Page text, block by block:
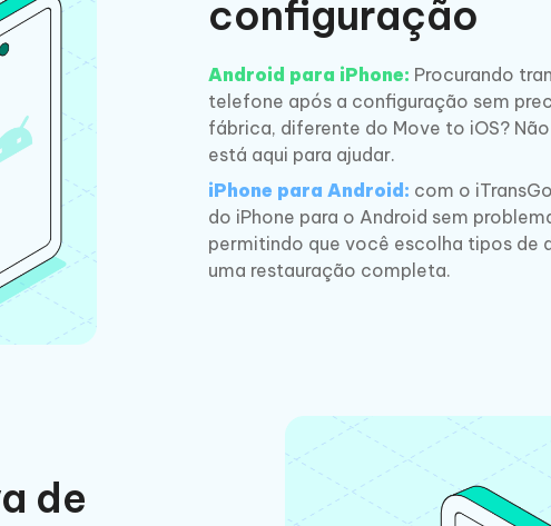
configuração
Android para iPhone: Procurando
telefone após a configuração sem
fábrica, diferente do Move to iOS?
está aqui para ajudar.
iPhone para Android: com o
do iPhone para o Android sem
permitindo que você escolha tipos de
uma restauração completa.
de